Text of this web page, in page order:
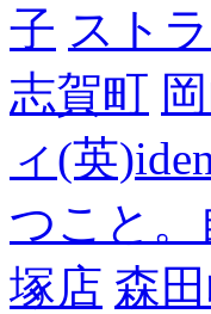
子 スト
志賀町
ィ(英
つこと
塚店 森